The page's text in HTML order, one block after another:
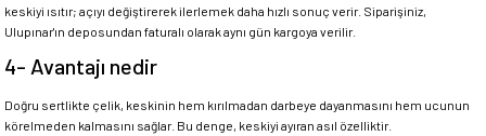
keskiyi ısıtır; açıyı değiştirerek ilerlemek daha hızlı sonuç verir. Siparişiniz,
Ulupınar'ın deposundan faturalı olarak aynı gün kargoya verilir.
4- Avantajı nedir
Doğru sertlikte çelik, keskinin hem kırılmadan darbeye dayanmasını hem ucunun
körelmeden kalmasını sağlar. Bu denge, keskiyi ayıran asıl özelliktir.